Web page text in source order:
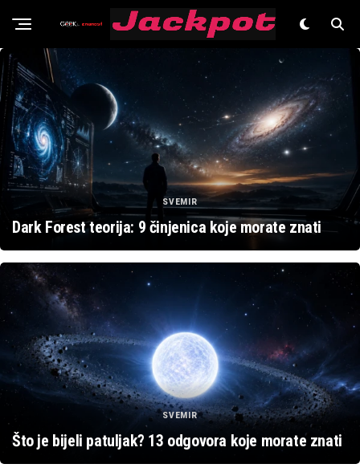
Znanost
SVEMIR
Dark Forest teorija: 9 činjenica koje morate znati
SVEMIR
Što je bijeli patuljak? 13 odgovora koje morate znati